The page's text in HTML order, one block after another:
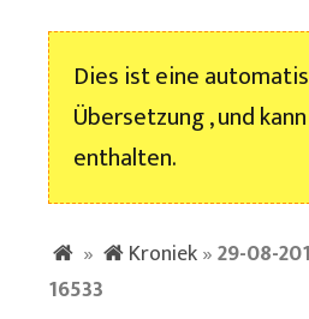
Nieuwsbrief
Dies ist eine
Übersetzung , und
enthalten.
» Kroniek»29-08-
16533